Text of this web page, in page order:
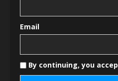
Email
By continuing, you